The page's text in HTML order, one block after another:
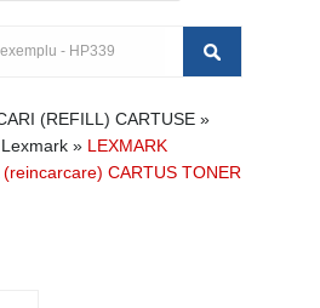
(REFILL) CARTUSE »
» LEXMARK
CARTUS TONER